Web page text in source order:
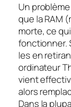
Un
que la RAM
morte, ce
fonctionner.
les en
ordinateur
vient
alors
Dans la